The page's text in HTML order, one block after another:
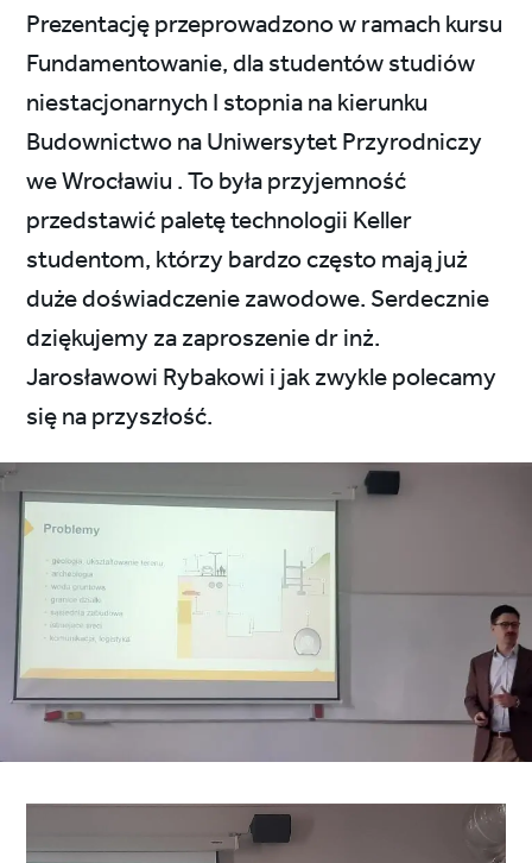
Prezentację przeprowadzono w ramach kursu
Fundamentowanie, dla studentów studiów
niestacjonarnych I stopnia na kierunku
Budownictwo na Uniwersytet Przyrodniczy
we Wrocławiu . To była przyjemność
przedstawić paletę technologii Keller
studentom, którzy bardzo często mają już
duże doświadczenie zawodowe. Serdecznie
dziękujemy za zaproszenie dr inż.
Jarosławowi Rybakowi i jak zwykle polecamy
się na przyszłość.